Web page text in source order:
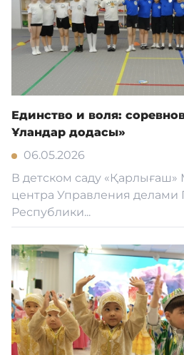
Единство и воля:
Ұландар додасы»
06.05.2026
В детском саду
центра Управления делами
Республики...